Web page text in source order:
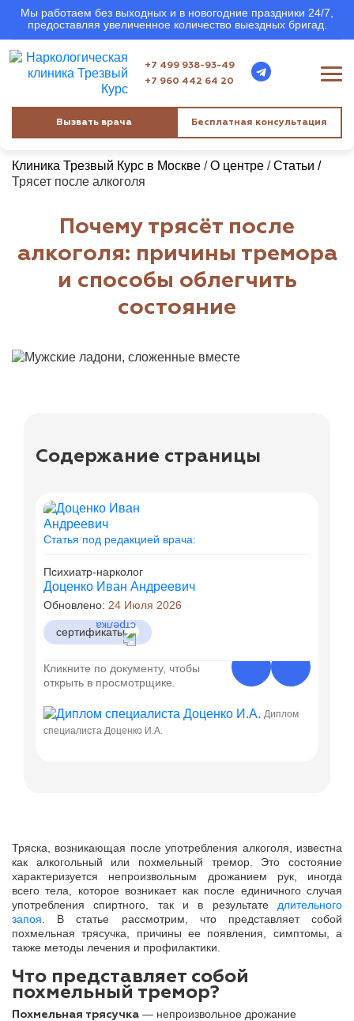
Мы работаем без выходных и в новогодние праздники 24/7,
предоставляя увеличенное количество выездных бригад.
+7 499 938-93-49
+7 960 442 64 20
Вызвать врача Бесплатная консультация
Клиника Трезвый Курс в Москве /О центре /Статьи /
Трясет после алкоголя
Почему трясёт после
алкоголя: причины тремора
и способы облегчить
состояние
Содержание страницы
Статья под редакцией врача:
Психиатр-нарколог
Доценко Иван Андреевич
Обновлено: 24 Июля 2026
сертификаты
Кликните по документу, чтобы
открыть в просмотрщике.
Диплом
специалиста Доценко И.А.
Тряска, возникающая после употребления алкоголя, известна
как алкогольный или похмельный тремор. Это состояние
характеризуется непроизвольным дрожанием рук, иногда
всего тела, которое возникает как после единичного случая
употребления спиртного, так и в результате длительного
запоя . В статье рассмотрим, что представляет собой
похмельная трясучка, причины ее появления, симптомы, а
также методы лечения и профилактики.
Что представляет собой
похмельный тремор?
Похмельная трясучка — непроизвольное дрожание